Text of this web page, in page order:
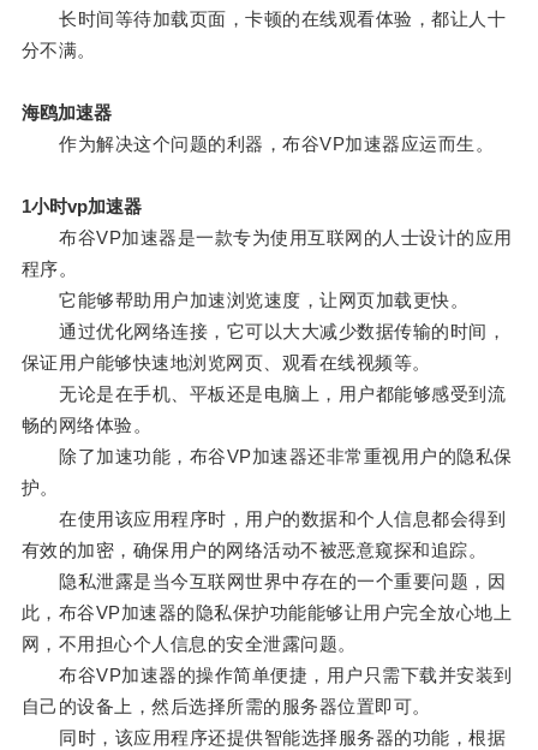
长时间等待加载页面，卡顿的在线观看体验，都让人十
分不满。
海鸥加速器
作为解决这个问题的利器，布谷VP加速器应运而生。
1小时vp加速器
布谷VP加速器是一款专为使用互联网的人士设计的应用
程序。
它能够帮助用户加速浏览速度，让网页加载更快。
通过优化网络连接，它可以大大减少数据传输的时间，
保证用户能够快速地浏览网页、观看在线视频等。
无论是在手机、平板还是电脑上，用户都能够感受到流
畅的网络体验。
除了加速功能，布谷VP加速器还非常重视用户的隐私保
护。
在使用该应用程序时，用户的数据和个人信息都会得到
有效的加密，确保用户的网络活动不被恶意窥探和追踪。
隐私泄露是当今互联网世界中存在的一个重要问题，因
此，布谷VP加速器的隐私保护功能能够让用户完全放心地上
网，不用担心个人信息的安全泄露问题。
布谷VP加速器的操作简单便捷，用户只需下载并安装到
自己的设备上，然后选择所需的服务器位置即可。
同时，该应用程序还提供智能选择服务器的功能，根据